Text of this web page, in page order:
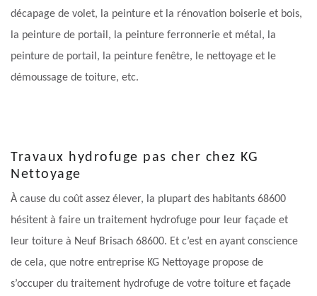
décapage de volet, la peinture et la rénovation boiserie et bois,
la peinture de portail, la peinture ferronnerie et métal, la
peinture de portail, la peinture fenêtre, le nettoyage et le
démoussage de toiture, etc.
Travaux hydrofuge pas cher chez KG
Nettoyage
À cause du coût assez élever, la plupart des habitants 68600
hésitent à faire un traitement hydrofuge pour leur façade et
leur toiture à Neuf Brisach 68600. Et c’est en ayant conscience
de cela, que notre entreprise KG Nettoyage propose de
s’occuper du traitement hydrofuge de votre toiture et façade